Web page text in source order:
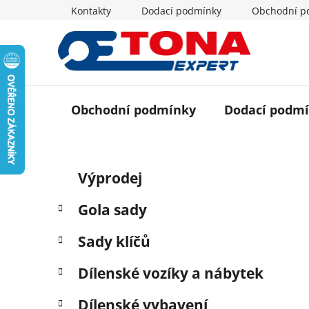
Kontakty Dodací podmínky Obchodní
Obchodní podmínky Dodací
s
r
n
n
Přeskočit
kategorie
e
o
i
Výprodej
Gola sady
Sady klíčů
Dílenské vozíky a nábytek
Dílenské vybavení